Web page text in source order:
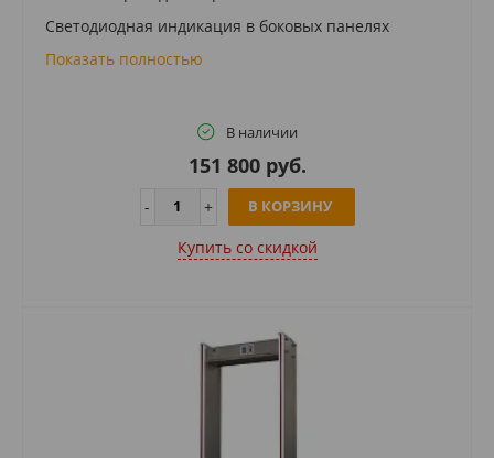
Светодиодная индикация в боковых панелях
Показать полностью
В наличии
151 800 руб.
В КОРЗИНУ
Купить cо скидкой